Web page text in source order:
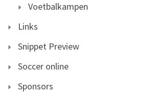
Voetbalkampen
Links
Snippet Preview
Soccer online
Sponsors